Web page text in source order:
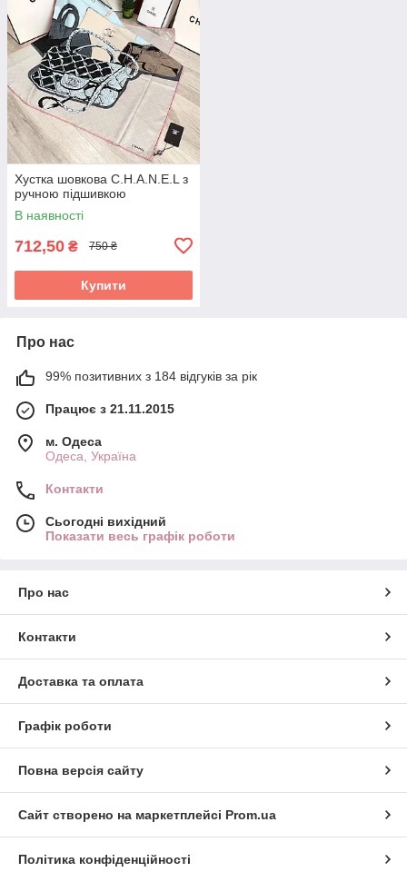
Хустка шовкова C.H.A.N.E.L з
ручною підшивкою
В наявності
712,50 ₴ 750 ₴
Купити
Про нас
99% позитивних з 184 відгуків за рік
Працює з 21.11.2015
м. Одеса
Одеса, Україна
Контакти
Сьогодні вихідний
Показати весь графік роботи
Про нас
Контакти
Доставка та оплата
Графік роботи
Повна версія сайту
Сайт створено на маркетплейсі Prom.ua
Політика конфіденційності